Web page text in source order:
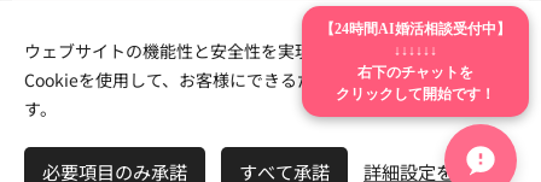
はんこ広場つくば二の宮店 Cookie
言語
ウェブサイトの機能性と安全性を実現するため、Webnodeは
Cookieを使用して、お客様にできるだけ最高の体験を提供しま
す。
必要項目のみ承諾 すべて承諾 詳細設定を開く
【24時間AI婚活相談受付中】
↓↓↓↓↓↓
右下のチャットを
クリックして開始です！